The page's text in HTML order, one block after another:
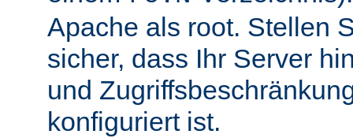
Apache als root. Stellen
sicher, dass Ihr Server
und
konfiguriert ist.